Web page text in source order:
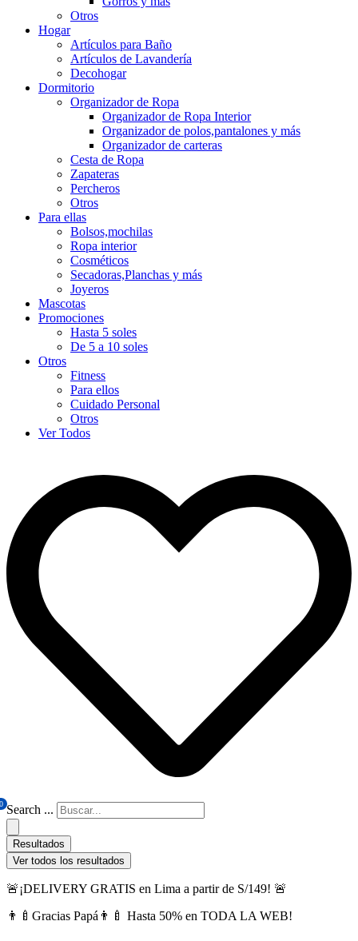
Otros
Hogar
Artículos para Baño
Artículos de Lavandería
Decohogar
Dormitorio
Organizador de Ropa
Organizador de Ropa Interior
Organizador de polos,pantalones y más
Organizador de carteras
Cesta de Ropa
Zapateras
Percheros
Otros
Para ellas
Bolsos,mochilas
Ropa interior
Cosméticos
Secadoras,Planchas y más
Joyeros
Mascotas
Promociones
Hasta 5 soles
De 5 a 10 soles
Otros
Fitness
Para ellos
Cuidado Personal
Otros
Ver Todos
0 Search ...
Resultados
Ver todos los resultados
🚨¡DELIVERY GRATIS en Lima a partir de S/149! 🚨
👨‍🍼Gracias Papá👨‍🍼 Hasta 50% en TODA LA WEB!